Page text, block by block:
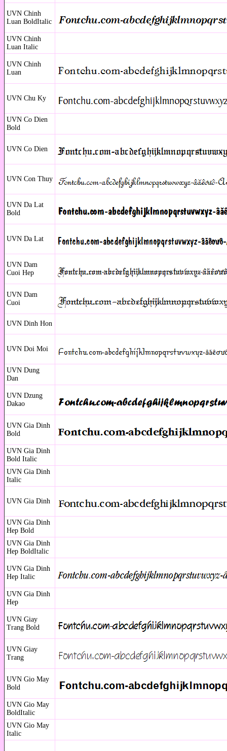
UVN Chinh
Luan BoldItalic
UVN Chinh
Luan Italic
UVN Chinh
Luan
UVN Chu Ky
UVN Co Dien
Bold
UVN Co Dien
UVN Con Thuy
UVN Da Lat
Bold
UVN Da Lat
UVN Dam
Cuoi Hep
UVN Dam
Cuoi
UVN Dinh Hon
UVN Doi Moi
UVN Dung
Dan
UVN Dzung
Dakao
UVN Gia Dinh
Bold
UVN Gia Dinh
Bold Italic
UVN Gia Dinh
Italic
UVN Gia Dinh
UVN Gia Dinh
Hep Bold
UVN Gia Dinh
Hep BoldItalic
UVN Gia Dinh
Hep Italic
UVN Gia Dinh
Hep
UVN Giay
Trang Bold
UVN Giay
Trang
UVN Gio May
Bold
UVN Gio May
BoldItalic
UVN Gio May
Italic